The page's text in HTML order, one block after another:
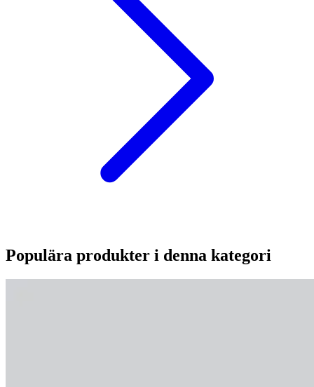
Populära produkter i denna kategori